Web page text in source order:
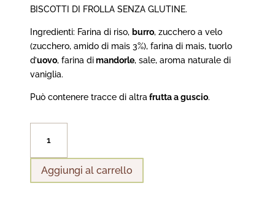
BISCOTTI DI FROLLA SENZA GLUTINE.
Ingredienti: Farina di riso, burro, zucchero a velo
(zucchero, amido di mais 3%), farina di mais, tuorlo
d’uovo, farina dimandorle, sale, aroma naturale di
vaniglia.
Può contenere tracce di altra frutta a guscio.
quantità
Aggiungi al carrello